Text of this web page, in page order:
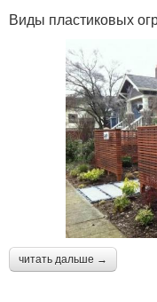
Виды пластиковых
читать дальше →